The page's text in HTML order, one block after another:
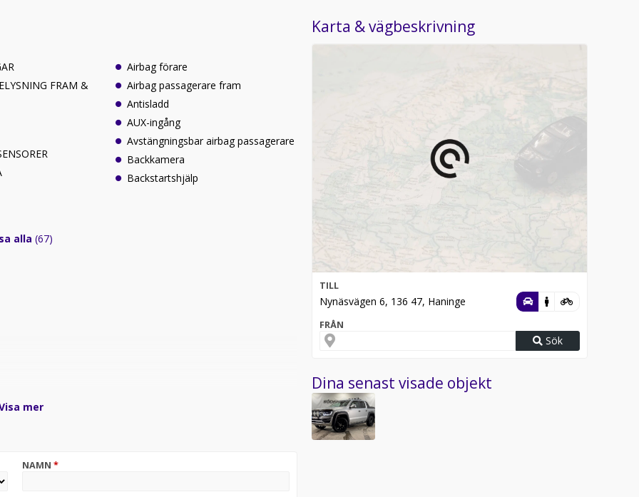
FRAM &
Airbag förare
Airbag passagerare fram
Antisladd
AUX-ingång
Avstängningsbar airbag passagerare
Backkamera
Backstartshjälp
alla(67)
mer
NAMN *
Karta & vägbeskrivning
TILL
Nynäsvägen 6, 136 47, Haninge
FRÅN
Sök
Dina senast visade objekt